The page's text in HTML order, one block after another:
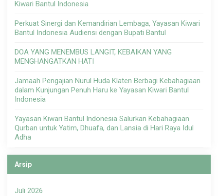
Kiwari Bantul Indonesia
Perkuat Sinergi dan Kemandirian Lembaga, Yayasan Kiwari
Bantul Indonesia Audiensi dengan Bupati Bantul
DOA YANG MENEMBUS LANGIT, KEBAIKAN YANG
MENGHANGATKAN HATI
Jamaah Pengajian Nurul Huda Klaten Berbagi Kebahagiaan
dalam Kunjungan Penuh Haru ke Yayasan Kiwari Bantul
Indonesia
Yayasan Kiwari Bantul Indonesia Salurkan Kebahagiaan
Qurban untuk Yatim, Dhuafa, dan Lansia di Hari Raya Idul
Adha
Arsip
Juli 2026